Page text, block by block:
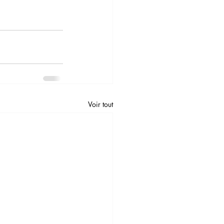
Voir tout